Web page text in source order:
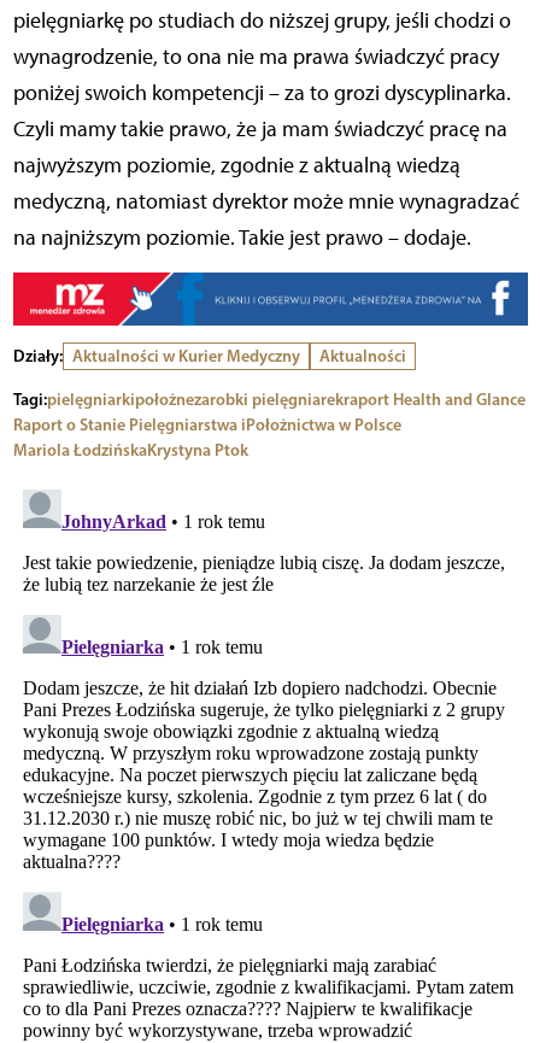
pielęgniarkę po studiach do niższej grupy, jeśli chodzi o
wynagrodzenie, to ona nie ma prawa świadczyć pracy
poniżej swoich kompetencji – za to grozi dyscyplinarka.
Czyli mamy takie prawo, że ja mam świadczyć pracę na
najwyższym poziomie, zgodnie z aktualną wiedzą
medyczną, natomiast dyrektor może mnie wynagradzać
na najniższym poziomie. Takie jest prawo – dodaje.
Działy: Aktualności w Kurier Medyczny
Aktualności
Tagi:pielęgniarkipołożnezarobki pielęgniarekraport Health and Glance
Raport o Stanie Pielęgniarstwa iPołożnictwa w Polsce
Mariola ŁodzińskaKrystyna Ptok